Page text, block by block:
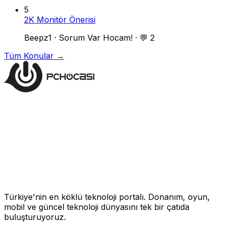
5
2K Monitör Önerisi
Beepz1 · Sorum Var Hocam! · 💬 2
Tüm Konular →
Türkiye'nin en köklü teknoloji portalı. Donanım, oyun,
mobil ve güncel teknoloji dünyasını tek bir çatıda
buluşturuyoruz.